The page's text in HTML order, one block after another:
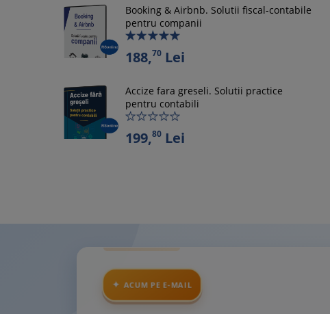
Booking & Airbnb. Solutii fiscal-contabile
pentru companii
188,70 Lei
Accize fara greseli. Solutii practice
pentru contabili
199,80 Lei
ACUM PE E-MAIL